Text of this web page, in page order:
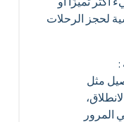
لحجز الرحلات
مثل
المرور